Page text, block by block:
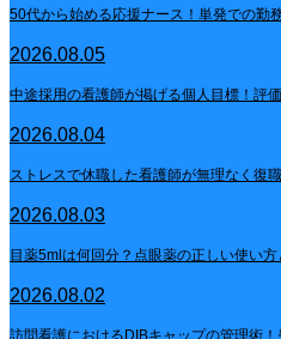
50代から始める応援ナース！単発での勤
2026.08.05
中途採用の看護師が掲げる個人目標！評
2026.08.04
ストレスで休職した看護師が無理なく復
2026.08.03
目薬5mlは何回分？点眼薬の正しい使い
2026.08.02